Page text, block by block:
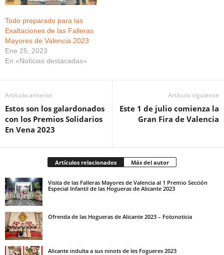
Todo preparado para las
Exaltaciones de las Falleras
Mayores de Valencia 2023
Ene 25, 2023
En «Noticias destacadas»
Artículo anterior
Estos son los galardonados
con los Premios Solidarios
En Vena 2023
Artículo siguiente
Este 1 de julio comienza la
Gran Fira de Valencia
Artículos relacionados Más del autor
Visita de las Falleras Mayores de Valencia al 1 Premio Sección
Especial Infantil de las Hogueras de Alicante 2023
Ofrenda de las Hogueras de Alicante 2023 – Fotonoticia
Alicante indulta a sus ninots de les Fogueres 2023